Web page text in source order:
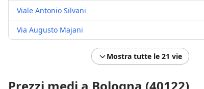
Viale Antonio Silvani
Via Augusto Majani
Mostra tutte le 21 vie